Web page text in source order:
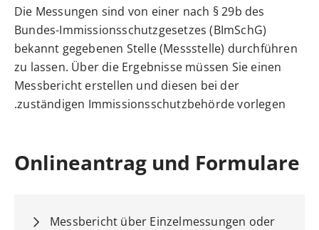
Die Messungen sind von einer nach § 29b des
Bundes-Immissionsschutzgesetzes (BImSchG)
bekannt gegebenen Stelle (Messstelle) durchführen
zu lassen. Über die Ergebnisse müssen Sie einen
Messbericht erstellen und diesen bei der
zuständigen Immissionsschutzbehörde vorlegen.
Onlineantrag und Formulare
Messbericht über Einzelmessungen oder